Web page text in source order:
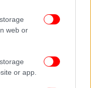
web or
or app.